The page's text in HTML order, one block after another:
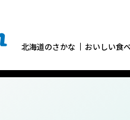
北海道のさかな おいしい食